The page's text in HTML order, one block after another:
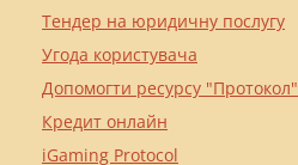
Тендер на юридичну послугу
Угода користувача
Допомогти ресурсу "Протокол"
Кредит онлайн
iGaming Protocol